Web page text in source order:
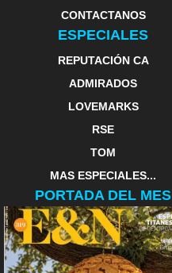
CONTACTANOS
ESPECIALES
REPUTACIÓN CA
ADMIRADOS
LOVEMARKS
RSE
TOM
MAS ESPECIALES...
PORTADA DEL MES